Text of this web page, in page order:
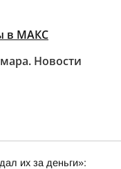
в МАКС
Новости
их за деньги»: